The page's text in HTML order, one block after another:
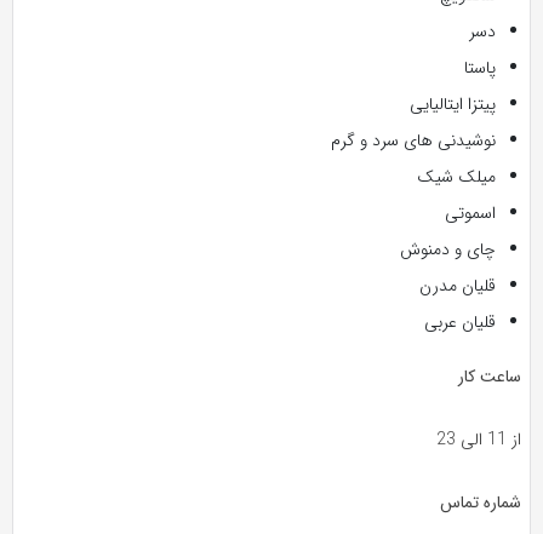
دسر
پاستا
پیتزا ایتالیایی
نوشیدنی های سرد و گرم
میلک شیک
اسموتی
چای و دمنوش
قلیان مدرن
قلیان عربی
ساعت کار
از 11 الی 23
شماره تماس